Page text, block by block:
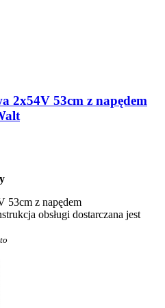
2x54V 53cm z napędem
53cm z napędem
obsługi dostarczana jest